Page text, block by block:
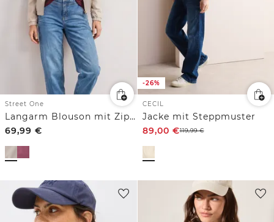
Street One
Langarm Blouson mit Zipper
69,99 €
-26%
CECIL
Jacke mit Steppmuster
89,00 €119,99€